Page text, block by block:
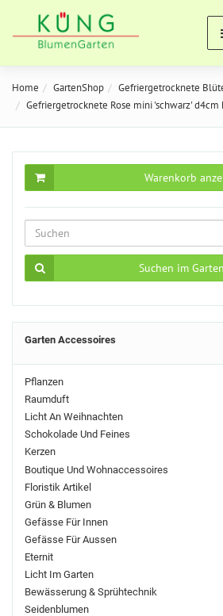
Home GartenShop
Gefriergetrocknete
Gefriergetrocknete Rose mini 'schwarz' d4cm
Warenkorb
Suchen im
Garten Accessoires
Pflanzen
Raumduft
Licht An Weihnachten
Schokolade Und Feines
Kerzen
Boutique Und Wohnaccessoires
Floristik Artikel
Grün & Blumen
Gefässe Für Innen
Gefässe Für Aussen
Eternit
Licht Im Garten
Bewässerung & Sprühtechnik
Seidenblumen